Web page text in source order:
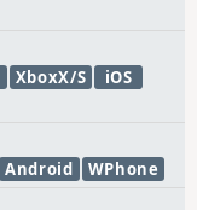
XboxX/S
iOS
Android WPhone